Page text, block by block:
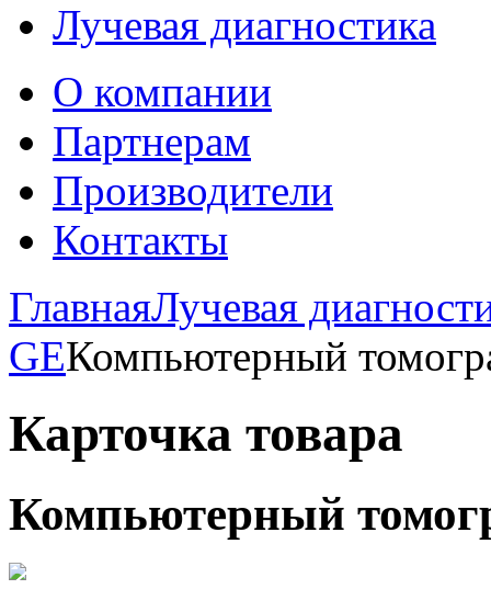
Лучевая диагностика
О компании
Партнерам
Производители
Контакты
ГлавнаяЛучевая
GEКомпьютерный
Карточка товара
Компьютерный